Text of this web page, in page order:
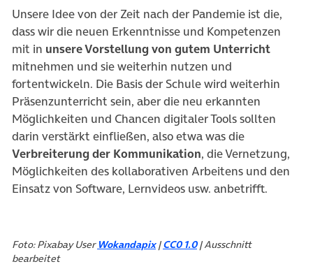
Unsere Idee von der Zeit nach der Pandemie ist die,
dass wir die neuen Erkenntnisse und Kompetenzen
mit in unsere Vorstellung von gutem Unterricht
mitnehmen und sie weiterhin nutzen und
fortentwickeln. Die Basis der Schule wird weiterhin
Präsenzunterricht sein, aber die neu erkannten
Möglichkeiten und Chancen digitaler Tools sollten
darin verstärkt einfließen, also etwa was die
Verbreiterung der Kommunikation, die Vernetzung,
Möglichkeiten des kollaborativen Arbeitens und den
Einsatz von Software, Lernvideos usw. anbetrifft.
Foto: Pixabay User Wokandapix|CC0 1.0| Ausschnitt
bearbeitet